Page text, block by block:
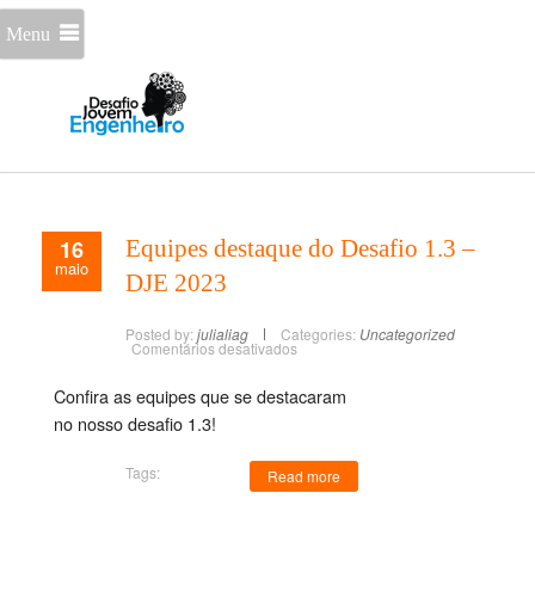
Menu
16
maio
Equipes destaque do Desafio 1.3 –
DJE 2023
Posted by: julialiag Categories: Uncategorized
Comentários desativados
Confira as equipes que se destacaram
no nosso desafio 1.3!
Read more
Tags: